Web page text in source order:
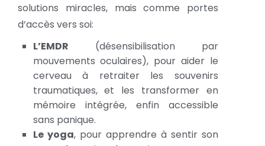
solutions miracles, mais comme portes
d’accès vers soi:
L’EMDR (désensibilisation par
mouvements oculaires), pour aider le
cerveau à retraiter les souvenirs
traumatiques, et les transformer en
mémoire intégrée, enfin accessible
sans panique.
Le yoga, pour apprendre à sentir son